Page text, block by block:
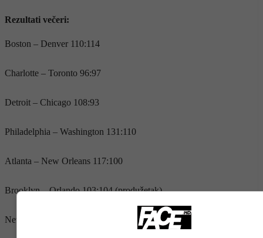
Rezultati večeri:
Boston – Denver 110:114
Charlotte – Toronto 96:97
Detroit – Chicago 108:93
Philadelphia – Washington 131:110
Atlanta – New Orleans 117:100
Brooklyn – Orlando 103:104 (produžetak)
New York – LA Clippers 123:111